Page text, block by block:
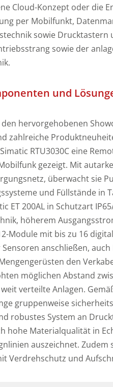
Cloud-Konzept oder die
per Mobilfunkt,
sowie
sowie der
und
hervorgehobenen
zahlreiche
RTU3030C eine
gezeigt. Mit
überwacht sie
und Füllstände in
ET 200AL in Schutzart
höherem
Module mit bis zu 16
anschließen,
den
möglichen Abstand
verteilte Anlagen.
gruppenweise
robustes System an
hohe Materialqualität in
auszeichnet.
Verdrehschutz und